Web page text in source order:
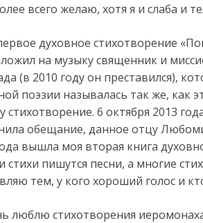
всего желаю, хотя я и слаба и
духовное стихотворение
на музыку священник и
(в 2010 году он преставился),
поэзии называлась так же, как
стихотворение. 6 октября 2013
обещание, данное отцу
вышла моя вторая книга
стихи пишутся песни, а многие
тем, у кого хороший голос и
люблю стихотворения